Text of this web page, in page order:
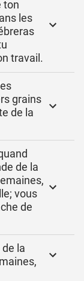
ton
les
travail.
grains
de la
de la
vous
de
la